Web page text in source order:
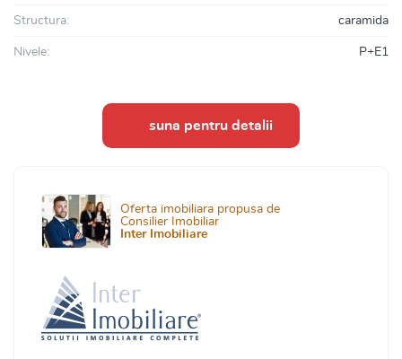
Structura: caramida
Nivele: P+E1
suna pentru detalii
Oferta imobiliara propusa de
Consilier Imobiliar
Inter Imobiliare